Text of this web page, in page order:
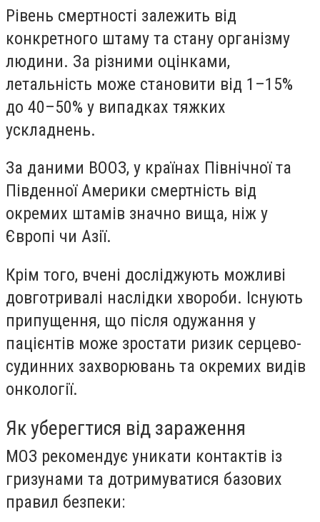
Рівень смертності залежить від
конкретного штаму та стану організму
людини. За різними оцінками,
летальність може становити від 1–15%
до 40–50% у випадках тяжких
ускладнень.
За даними ВООЗ, у країнах Північної та
Південної Америки смертність від
окремих штамів значно вища, ніж у
Європі чи Азії.
Крім того, вчені досліджують можливі
довготривалі наслідки хвороби. Існують
припущення, що після одужання у
пацієнтів може зростати ризик серцево-
судинних захворювань та окремих видів
онкології.
Як уберегтися від зараження
МОЗ рекомендує уникати контактів із
гризунами та дотримуватися базових
правил безпеки: